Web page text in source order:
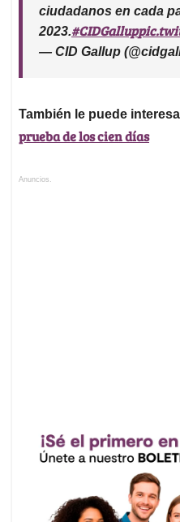
ciudadanos en cada
2023.#CIDGallup
— CID Gallup
También le puede
prueba de los cien días
Anuncios.